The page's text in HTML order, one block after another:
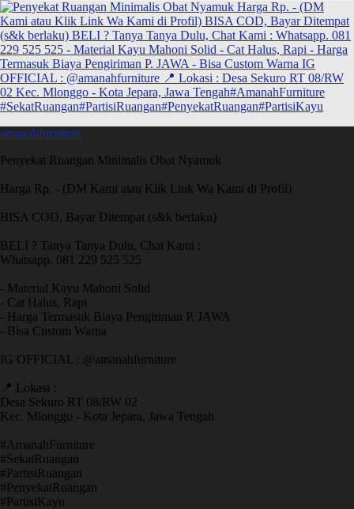
amanahfurniture
Penyekat Ruangan Minimalis Obat Nyamuk
Harga Rp. - (DM Kami atau Klik Link Wa Kami di Profil)
BISA COD, Bayar Ditempat (s&k berlaku)
BELI ? Tanya Tanya Dulu, Chat Kami :
Whatsapp. 081 229 525 525
- Material Kayu Mahoni Solid
- Cat Halus, Rapi
- Harga Termasuk Biaya Pengiriman P. JAWA
- Bisa Custom Warna
IG OFFICIAL : @amanahfurniture
📍 Lokasi :
Desa Sekuro RT 08/RW 02
Kec. Mlonggo - Kota Jepara, Jawa Tengah
​#AmanahFurniture
​#SekatRuangan
​#PartisiRuangan
​#PenyekatRuangan
​#PartisiKayu